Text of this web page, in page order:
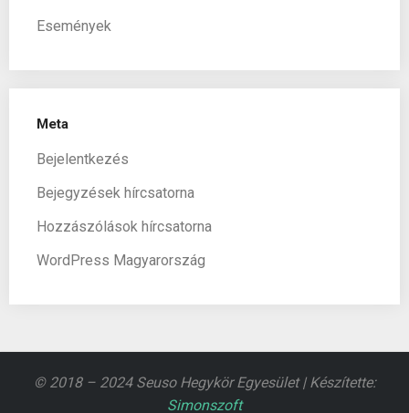
Események
Meta
Bejelentkezés
Bejegyzések hírcsatorna
Hozzászólások hírcsatorna
WordPress Magyarország
© 2018 – 2024 Seuso Hegykör Egyesület | Készítette:
Simonszoft